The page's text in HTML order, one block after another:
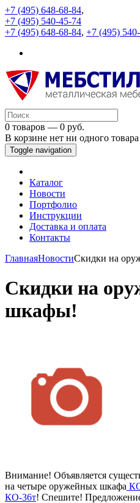
+7 (495) 648-68-84,
+7 (495) 540-45-74
+7 (495) 648-68-84, +7 (495)
0 товаров — 0 руб.
В корзине нет ни одного товара
Toggle navigation
Каталог
Новости
Портфолио
Инструкции
Доставка и оплата
Контакты
ГлавнаяНовостиСкидки на
Скидки на
шкафы!
Внимание! Объявляется
на четыре оружейных шкафа
КО-36т! Спешите!